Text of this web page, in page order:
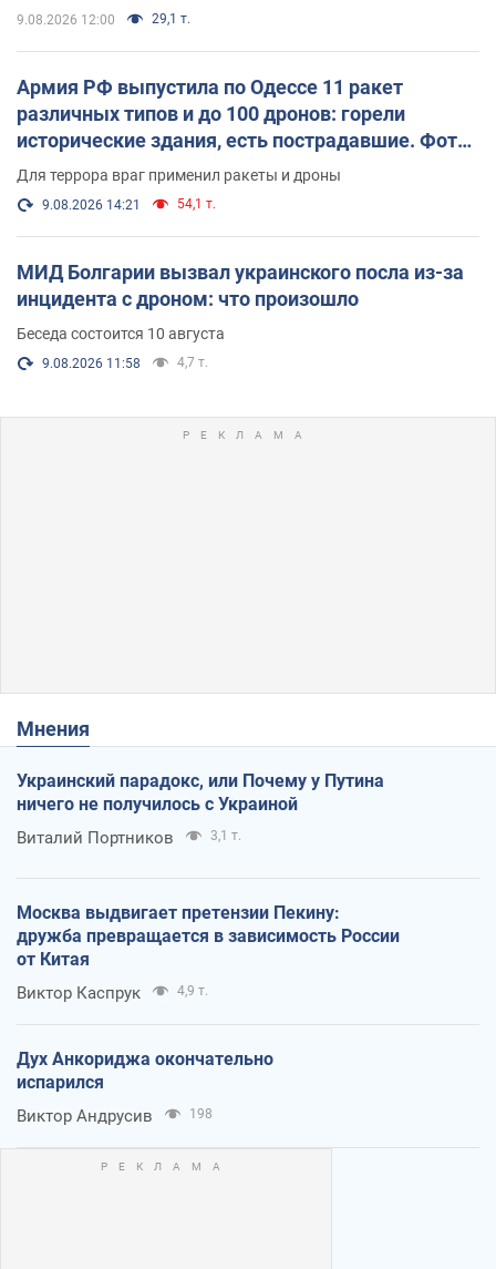
9.08.2026 12:00 29,1 т.
Армия РФ выпустила по Одессе 11 ракет
различных типов и до 100 дронов: горели
исторические здания, есть пострадавшие. Фото
и видео
Для террора враг применил ракеты и дроны
9.08.2026 14:21 54,1 т.
МИД Болгарии вызвал украинского посла из-за
инцидента с дроном: что произошло
Беседа состоится 10 августа
9.08.2026 11:58 4,7 т.
Мнения
Украинский парадокс, или Почему у Путина
ничего не получилось с Украиной
Виталий Портников 3,1 т.
Москва выдвигает претензии Пекину:
дружба превращается в зависимость России
от Китая
Виктор Каспрук 4,9 т.
Дух Анкориджа окончательно
испарился
Виктор Андрусив 198